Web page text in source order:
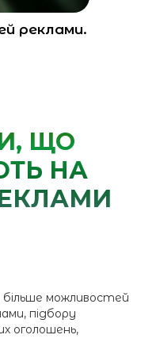
реклами.
ЩО
НА
можливостей
підбору
оголошень,